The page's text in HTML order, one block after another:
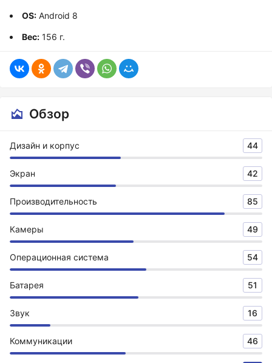
OS: Android 8
Вес: 156 г.
Обзор
Дизайн и корпус 44
Экран 42
Производительность 85
Камеры 49
Операционная система 54
Батарея 51
Звук 16
Коммуникации 46